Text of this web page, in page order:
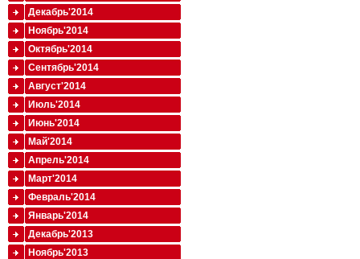
Декабрь'2014
Ноябрь'2014
Октябрь'2014
Сентябрь'2014
Август'2014
Июль'2014
Июнь'2014
Май'2014
Апрель'2014
Март'2014
Февраль'2014
Январь'2014
Декабрь'2013
Ноябрь'2013